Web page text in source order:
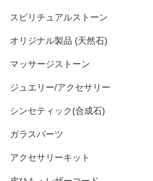
スピリチュアルストーン
オリジナル製品 (天然石)
マッサージストーン
ジュエリー/アクセサリー
シンセティック(合成石)
ガラスパーツ
アクセサリーキット